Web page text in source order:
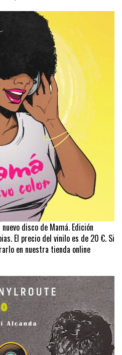
disco de Mamá. Edición
El precio del vinilo es de 20 €. Si
en nuestra tienda online